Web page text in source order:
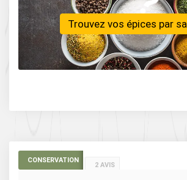
Trouvez vos épices par
CONSERVATION
2 AVIS